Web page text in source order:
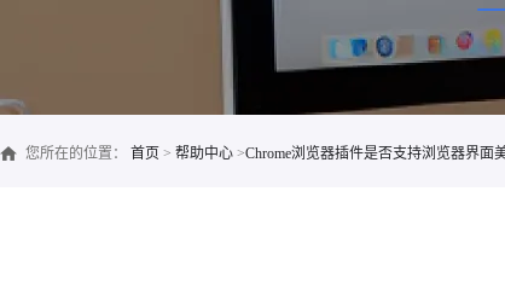
您所在的位置： 首页 > 帮助中心 >Chrome浏览器插件是否支持浏览器界面